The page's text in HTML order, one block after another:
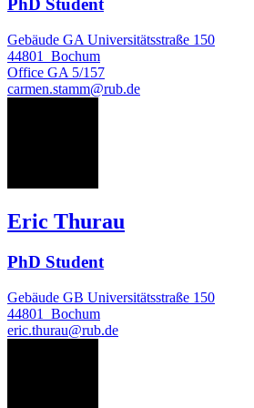
PhD Student
Gebäude GA Universitätsstraße 150
44801
Bochum
Office GA 5/157
carmen.stamm@rub.de
Eric Thurau
PhD Student
Gebäude GB Universitätsstraße 150
44801
Bochum
eric.thurau@rub.de